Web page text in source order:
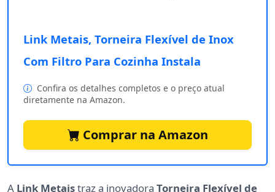
Link Metais, Torneira Flexível de Inox
Com Filtro Para Cozinha Instala
Confira os detalhes completos e o preço atual
diretamente na Amazon.
Comprar na Amazon
A Link Metaistraz a inovadora Torneira Flexível de